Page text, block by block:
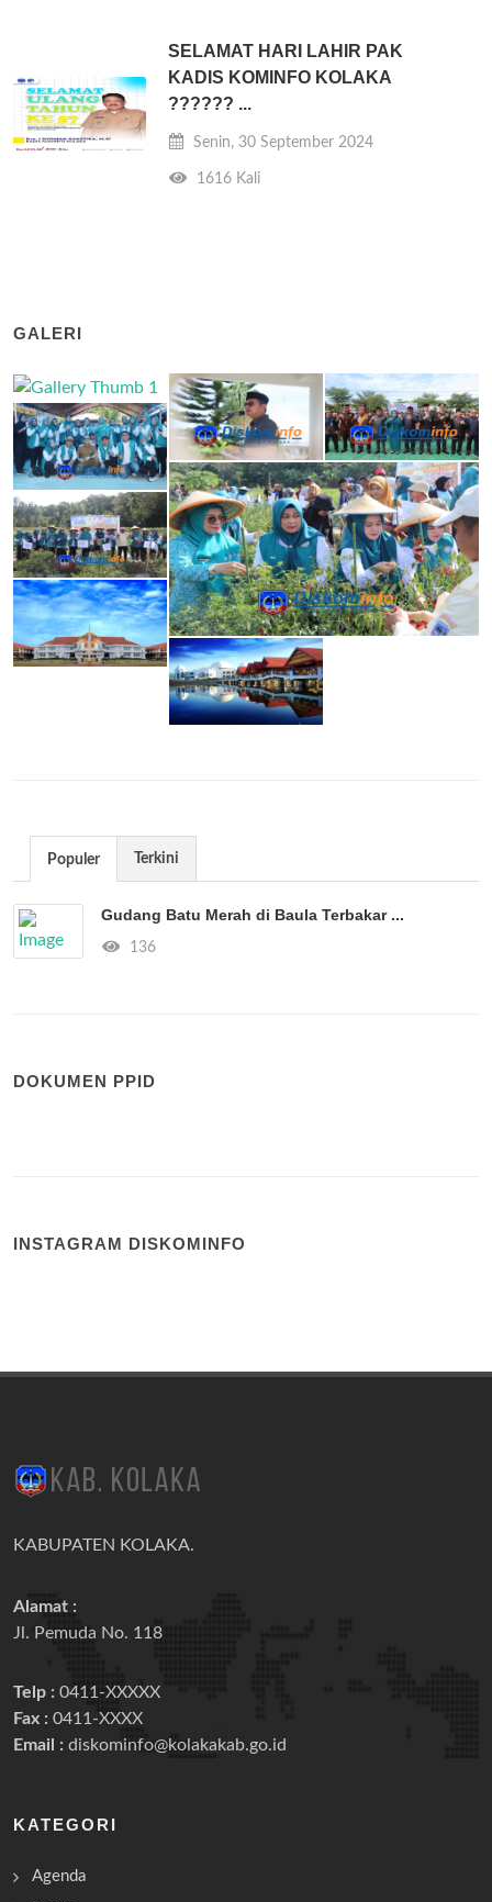
SELAMAT HARI LAHIR PAK
KADIS KOMINFO KOLAKA
?????? ...
Senin, 30 September 2024
1616 Kali
GALERI
Populer Terkini
Gudang Batu Merah di Baula Terbakar ...
136
DOKUMEN PPID
INSTAGRAM DISKOMINFO
KABUPATEN KOLAKA.
Alamat :
Jl. Pemuda No. 118
Telp : 0411-XXXXX
Fax : 0411-XXXX
Email : diskominfo@kolakakab.go.id
KATEGORI
Agenda